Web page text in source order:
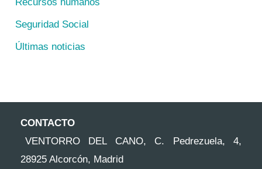
Seguridad Social
Últimas noticias
CONTACTO
VENTORRO DEL CANO, C. Pedrezuela, 4,
28925 Alcorcón, Madrid